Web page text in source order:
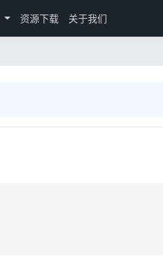
资源下载 关于我们